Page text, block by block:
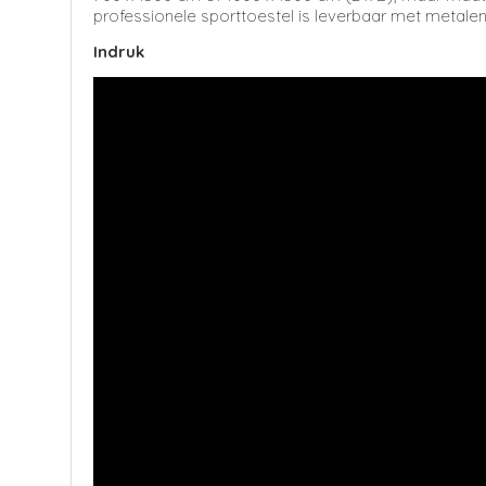
professionele sporttoestel is leverbaar met
Indruk